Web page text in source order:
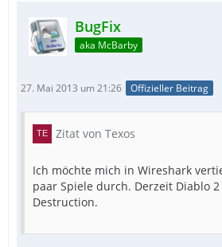
BugFix
aka McBarby
27. Mai 2013 um 21:26 Offizieller Beitrag
Zitat von Texos
Ich möchte mich in Wireshark
paar Spiele durch. Derzeit Diablo
Destruction.